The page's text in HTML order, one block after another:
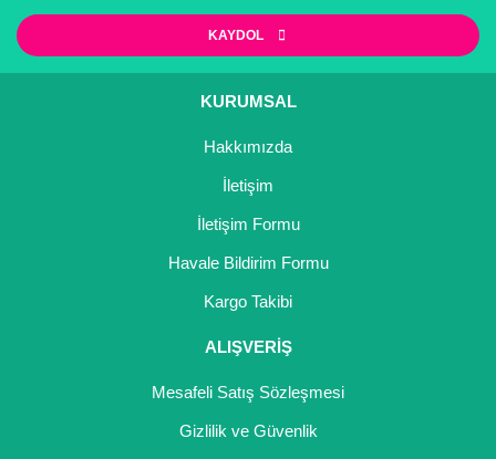
KAYDOL
KURUMSAL
Hakkımızda
İletişim
İletişim Formu
Havale Bildirim Formu
Kargo Takibi
ALIŞVERİŞ
Mesafeli Satış Sözleşmesi
Gizlilik ve Güvenlik